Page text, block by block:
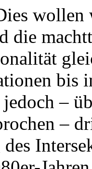
wollen
die
bis
–
–